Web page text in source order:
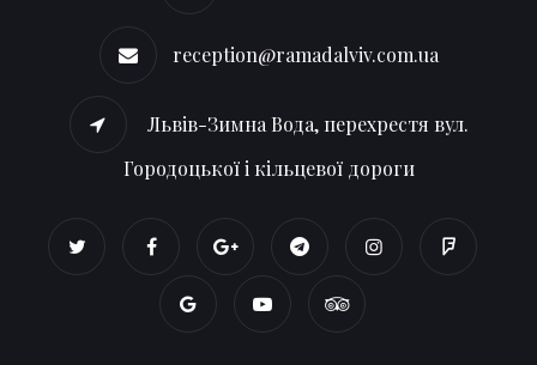
reception@ramadalviv.com.ua
Львів-Зимна Вода, перехрестя вул.
Городоцької і кільцевої дороги